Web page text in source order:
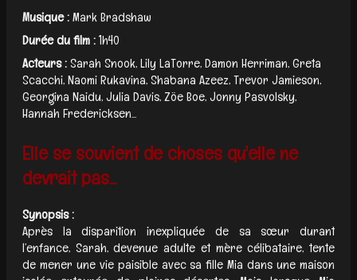
Musique :Mark Bradshaw
Durée du film :1h40
Acteurs :Sarah Snook, Lily LaTorre, Damon Herriman, Greta
Scacchi, Naomi Rukavina, Shabana Azeez, Trevor Jamieson,
Georgina Naidu, Julia Davis, Zöe Boe, Jonny Pasvolsky,
Hannah Fredericksen...
Elle se souvient de choses qu'elle ne
devrait pas...
Synopsis :
Après la disparition inexpliquée de sa sœur durant
l’enfance, Sarah, devenue adulte et mère célibataire, tente
de mener une vie paisible avec sa fille Mia dans une maison